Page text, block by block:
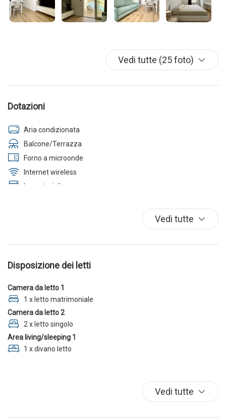
Vedi tutte (25 foto)
Dotazioni
Aria condizionata
Balcone/Terrazza
Forno a microonde
Internet wireless
Lavastoviglie
TV
Vedi tutte
Disposizione dei letti
Camera da letto 1
1 x letto matrimoniale
Camera da letto 2
2 x letto singolo
Area living/sleeping 1
1 x divano letto
Vedi tutte